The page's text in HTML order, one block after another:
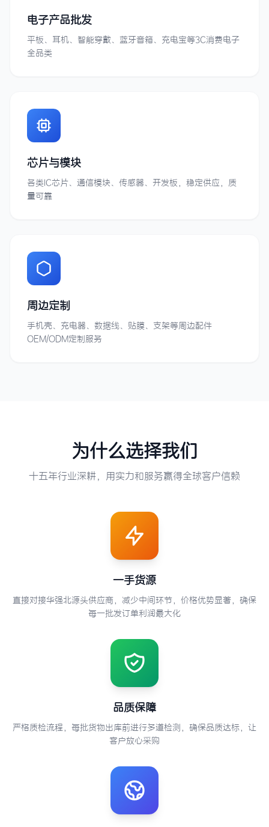
电子产品批发
平板、耳机、智能穿戴、蓝牙音箱、充电宝等3C消费电子
全品类
芯片与模块
各类IC芯片、通信模块、传感器、开发板，稳定供应，质
量可靠
周边定制
手机壳、充电器、数据线、贴膜、支架等周边配件
OEM/ODM定制服务
为什么选择我们
十五年行业深耕，用实力和服务赢得全球客户信赖
一手货源
直接对接华强北源头供应商，减少中间环节，价格优势显著，确保
每一批发订单利润最大化
品质保障
严格质检流程，每批货物出库前进行多道检测，确保品质达标，让
客户放心采购